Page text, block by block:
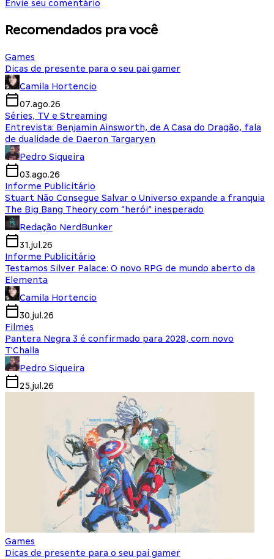
Envie seu comentário
Recomendados pra você
Games
Dicas de presente para o seu pai gamer
Camila Hortencio
07.ago.26
Séries, TV e Streaming
Entrevista: Benjamin Ainsworth, de A Casa do Dragão, fala
de dualidade de Daeron Targaryen
Pedro Siqueira
03.ago.26
Informe Publicitário
Stuart Não Consegue Salvar o Universo expande a franquia
The Big Bang Theory com “herói” inesperado
Redação NerdBunker
31.jul.26
Informe Publicitário
Testamos Silver Palace: O novo RPG de mundo aberto da
Elementa
Camila Hortencio
30.jul.26
Filmes
Pantera Negra 3 é confirmado para 2028, com novo
T'Challa
Pedro Siqueira
25.jul.26
Games
Dicas de presente para o seu pai gamer